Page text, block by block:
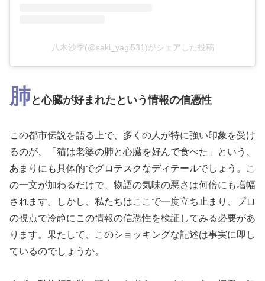
八木沙季(@saki_yagi531)がシェアした投稿
肺と心臓が好まれたという情報の信憑性
この都市伝説を語る上で、多くの人が特に強い印象を受け
るのが、「猫は老婆の肺と心臓を好んで食べた」という、
あまりにも具体的でグロテスクなディテールでしょう。こ
の一文が加わるだけで、物語の気味の悪さは何倍にも増幅
されます。しかし、私たちはここで一度立ち止まり、プロ
の視点で冷静にこの情報の信憑性を検証してみる必要があ
ります。果たして、このショッキングな記述は事実に即し
ているのでしょうか。